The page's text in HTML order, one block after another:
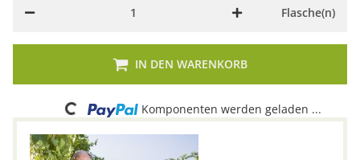
Flasche(n)
IN DEN WARENKORB
Loading... Komponenten werden geladen ...